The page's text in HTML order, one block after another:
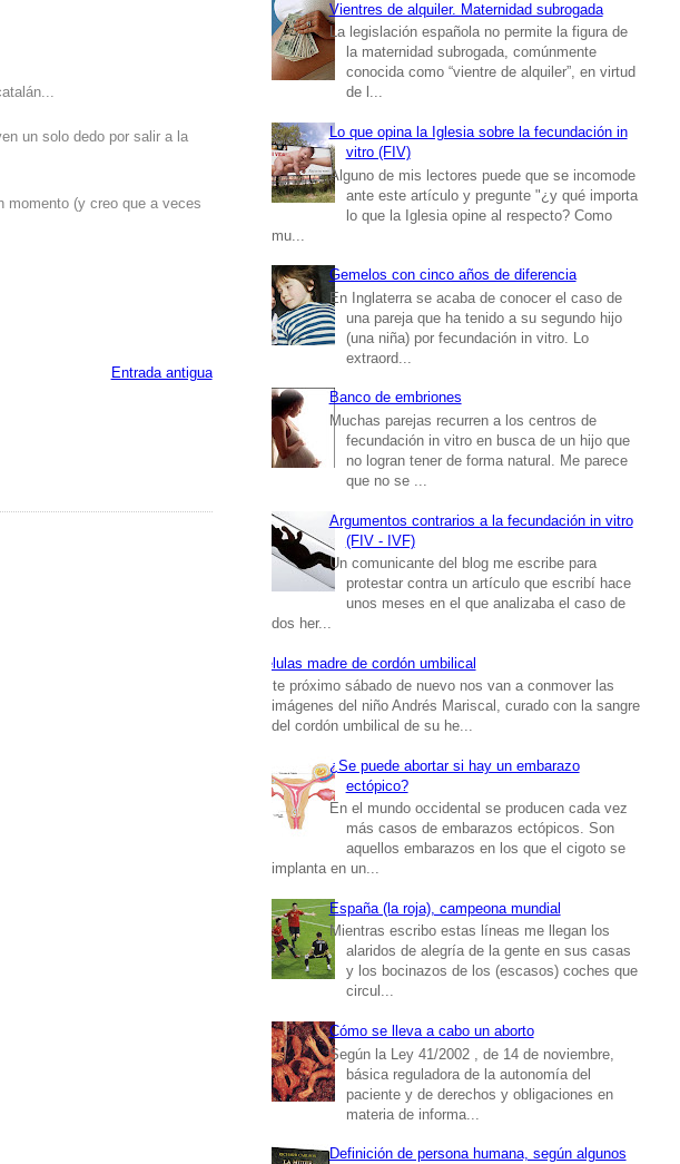
un solo dedo por salir a la
momento (y creo que a veces
Entrada antigua
Vientres de alquiler. Maternidad subrogada
La legislación española no permite la figura de
la maternidad subrogada, comúnmente
conocida como “vientre de alquiler”, en virtud
de l...
Lo que opina la Iglesia sobre la fecundación in
vitro (FIV)
Alguno de mis lectores puede que se incomode
ante este artículo y pregunte "¿y qué importa
lo que la Iglesia opine al respecto? Como
mu...
Gemelos con cinco años de diferencia
En Inglaterra se acaba de conocer el caso de
una pareja que ha tenido a su segundo hijo
(una niña) por fecundación in vitro. Lo
extraord...
Banco de embriones
Muchas parejas recurren a los centros de
fecundación in vitro en busca de un hijo que
no logran tener de forma natural. Me parece
que no se ...
Argumentos contrarios a la fecundación in vitro
(FIV - IVF)
Un comunicante del blog me escribe para
protestar contra un artículo que escribí hace
unos meses en el que analizaba el caso de
dos her...
Células madre de cordón umbilical
Este próximo sábado de nuevo nos van a conmover las
imágenes del niño Andrés Mariscal, curado con la sangre
del cordón umbilical de su he...
¿Se puede abortar si hay un embarazo
ectópico?
En el mundo occidental se producen cada vez
más casos de embarazos ectópicos. Son
aquellos embarazos en los que el cigoto se
implanta en un...
España (la roja), campeona mundial
Mientras escribo estas líneas me llegan los
alaridos de alegría de la gente en sus casas
y los bocinazos de los (escasos) coches que
circul...
Cómo se lleva a cabo un aborto
Según la Ley 41/2002 , de 14 de noviembre,
básica reguladora de la autonomía del
paciente y de derechos y obligaciones en
materia de informa...
Definición de persona humana, según algunos